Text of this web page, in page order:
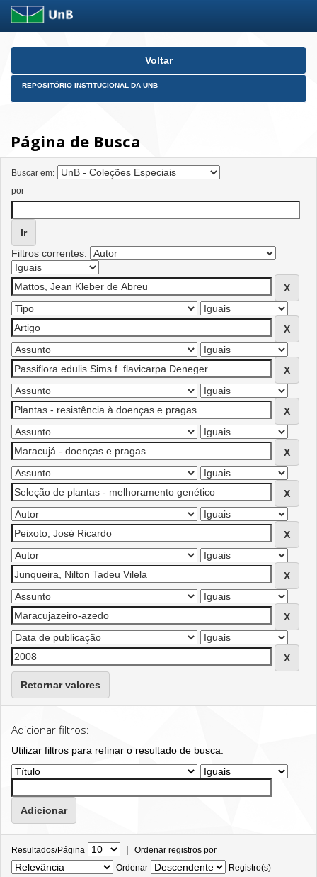
Skip
Voltar
REPOSITÓRIO INSTITUCIONAL DA UNB
Página de Busca
Buscar em:
por
Filtros correntes:
Retornar valores
Adicionar filtros:
Utilizar filtros para refinar o resultado de busca.
Resultados/Página | Ordenar registros por
Ordenar
Registro(s)